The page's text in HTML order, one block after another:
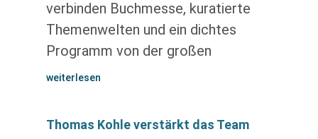
verbinden Buchmesse, kuratierte
Themenwelten und ein dichtes
Programm von der großen
weiterlesen
Thomas Kohle verstärkt das Team